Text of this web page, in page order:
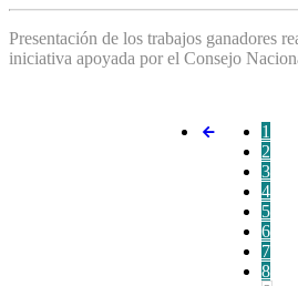
Presentación de los trabajos ganadores
iniciativa apoyada por el Consejo
1
2
3
4
5
6
7
8